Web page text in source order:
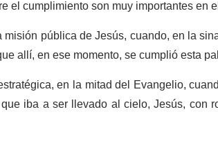
el cumplimiento son muy importantes en
pública de Jesús, cuando, en la
allí, en ese momento, se cumplió esta
en la mitad del Evangelio,
iba a ser llevado al cielo, Jesús, con